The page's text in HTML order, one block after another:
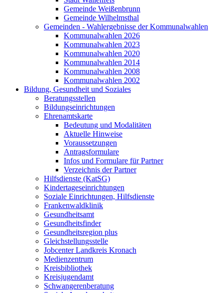
Gemeinde Weißenbrunn
Gemeinde Wilhelmsthal
Gemeinden - Wahlergebnisse der Kommunalwahlen
Kommunalwahlen 2026
Kommunalwahlen 2023
Kommunalwahlen 2020
Kommunalwahlen 2014
Kommunalwahlen 2008
Kommunalwahlen 2002
Bildung, Gesundheit und Soziales
Beratungsstellen
Bildungseinrichtungen
Ehrenamtskarte
Bedeutung und Modalitäten
Aktuelle Hinweise
Voraussetzungen
Antragsformulare
Infos und Formulare für Partner
Verzeichnis der Partner
Hilfsdienste (KatSG)
Kindertageseinrichtungen
Soziale Einrichtungen, Hilfsdienste
Frankenwaldklinik
Gesundheitsamt
Gesundheitsfinder
Gesundheitsregion plus
Gleichstellungsstelle
Jobcenter Landkreis Kronach
Medienzentrum
Kreisbibliothek
Kreisjugendamt
Schwangerenberatung